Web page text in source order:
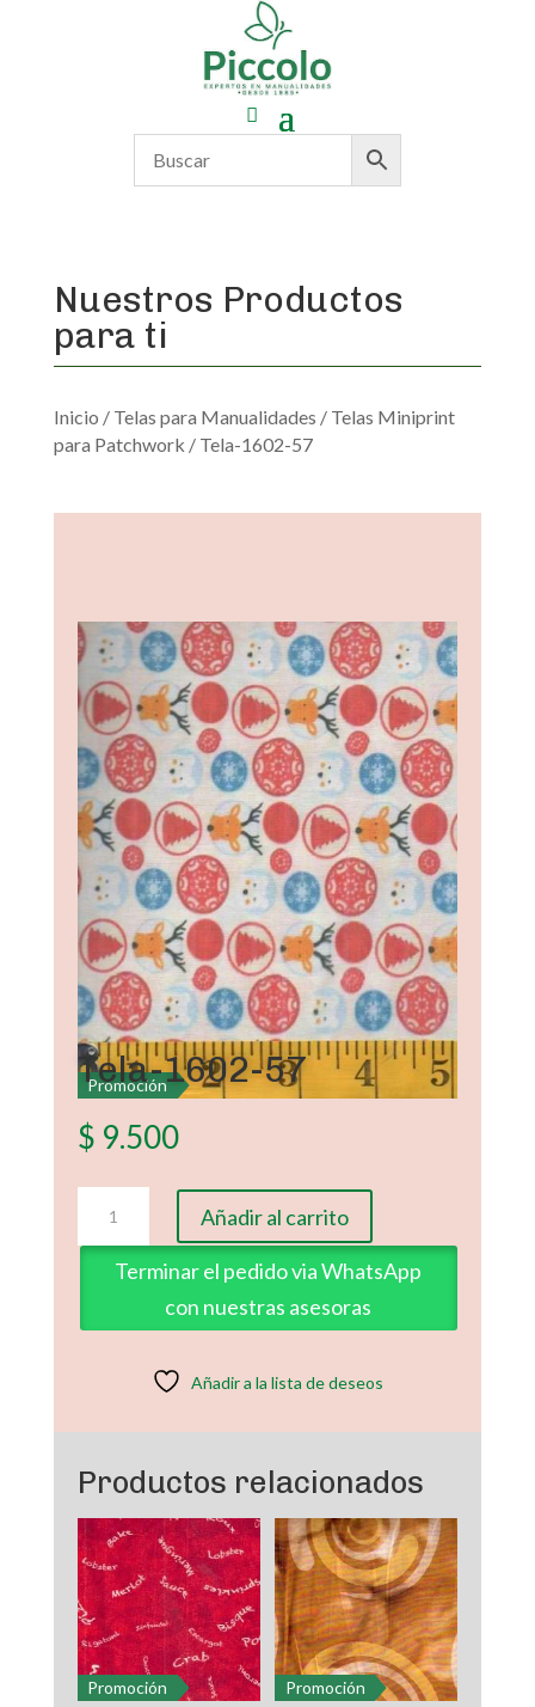
Nuestros Productos
para ti
Inicio / Telas para Manualidades / Telas Miniprint
para Patchwork / Tela-1602-57
Promoción
Tela-1602-57
$ 9.500
1602-
57
cantidad
Añadir al carrito
Terminar el pedido via WhatsApp
con nuestras asesoras
Añadir a la lista de deseos
Productos relacionados
Promoción Promoción